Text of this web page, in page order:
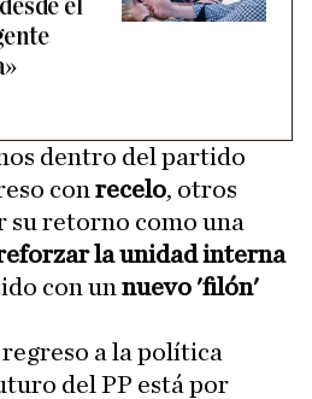
el
dentro del partido
con recelo, otros
retorno como una
la unidad interna
con un nuevo 'filón'
a la política
del PP está por